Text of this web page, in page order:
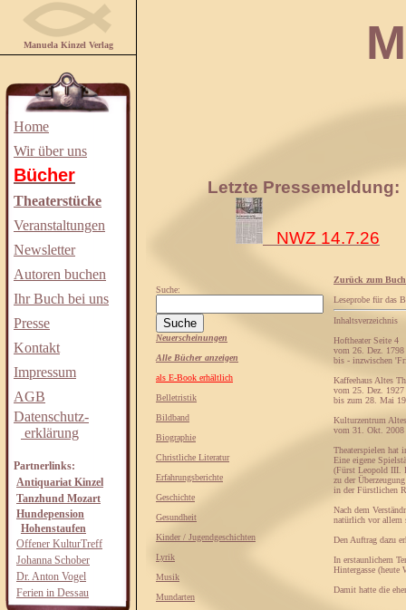
Manuela Kinzel Verlag
Home
Wir über uns
Bücher
Theaterstücke
Veranstaltungen
Newsletter
Autoren buchen
Ihr Buch bei uns
Presse
Kontakt
Impressum
AGB
Datenschutz-
erklärung
Partnerlinks:
Antiquariat Kinzel
Tanzhund Mozart
Hundepension
Hohenstaufen
Offener KulturTreff
Johanna Schober
Dr. Anton Vogel
Ferien in Dessau
Letzte Pressemeldung:
NWZ 14.7.26
Suche:
Neuerscheinungen
Alle Bücher anzeigen
als E-Book erhältlich
Belletristik
Bildband
Biographie
Christliche Literatur
Erfahrungsberichte
Geschichte
Gesundheit
Kinder / Jugendgeschichten
Lyrik
Musik
Mundarten
Zurück zum Buch
Leseprobe für das
Inhaltsverzeichnis
Hoftheater Seite 4
vom 26. Dez. 1798
bis - inzwischen
Kaffeehaus Altes
vom 25. Dez. 1927
bis zum 28. Mai
Kulturzentrum
vom 31. Okt. 2008
Theaterspielen hat
Eine eigene
(Fürst Leopold III.
zu der
in der Fürstlichen
Nach dem
natürlich vor allem
Den Auftrag dazu
In erstaunlichem
Hintergasse (heute
Damit hatte die